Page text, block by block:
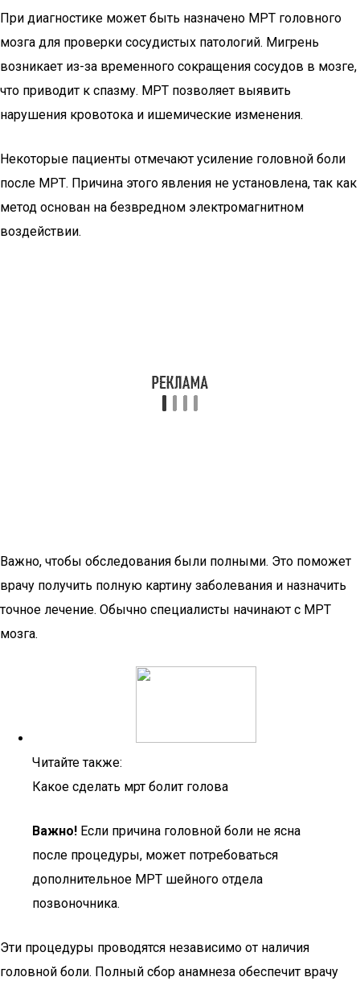
При диагностике может быть назначено МРТ головного
мозга для проверки сосудистых патологий. Мигрень
возникает из-за временного сокращения сосудов в мозге,
что приводит к спазму. МРТ позволяет выявить
нарушения кровотока и ишемические изменения.
Некоторые пациенты отмечают усиление головной боли
после МРТ. Причина этого явления не установлена, так как
метод основан на безвредном электромагнитном
воздействии.
Важно, чтобы обследования были полными. Это поможет
врачу получить полную картину заболевания и назначить
точное лечение. Обычно специалисты начинают с МРТ
мозга.
Читайте также:
Какое сделать мрт болит голова
Важно! Если причина головной боли не ясна
после процедуры, может потребоваться
дополнительное МРТ шейного отдела
позвоночника.
Эти процедуры проводятся независимо от наличия
головной боли. Полный сбор анамнеза обеспечит врачу